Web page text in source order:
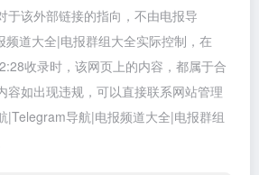
于该外部链接的指向，不由电报导
道大全|电报群组大全实际控制，在
收录时，该网页上的内容，都属于合
容如出现违规，可以直接联系网站管理
|Telegram导航|电报频道大全|电报群组